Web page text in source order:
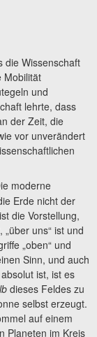
die Wissenschaft
Mobilität
und
lehrte, dass
der Zeit, die
vor unverändert
moderne
Erde nicht der
die Vorstellung,
„über uns“ ist und
„oben“ und
Sinn, und auch
ist, ist es
dieses Feldes zu
selbst erzeugt.
auf einem
Planeten im Kreis